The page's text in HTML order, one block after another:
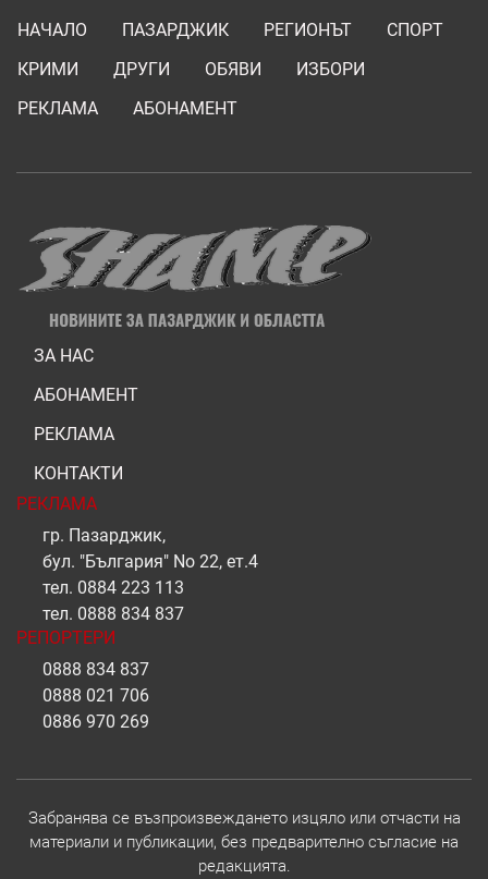
НАЧАЛО ПАЗАРДЖИК РЕГИОНЪТ
СПОРТ
КРИМИ
ДРУГИ ОБЯВИ
ИЗБОРИ
РЕКЛАМА
АБОНАМЕНТ
ЗА НАС
АБОНАМЕНТ
РЕКЛАМА
КОНТАКТИ
РЕКЛАМА
гр. Пазарджик,
бул. "България" No 22, ет.4
тел. 0884 223 113
тел. 0888 834 837
РЕПОРТЕРИ
0888 834 837
0888 021 706
0886 970 269
Забранява се възпроизвеждането изцяло или отчасти на
материали и публикации, без предварително съгласие на
редакцията.